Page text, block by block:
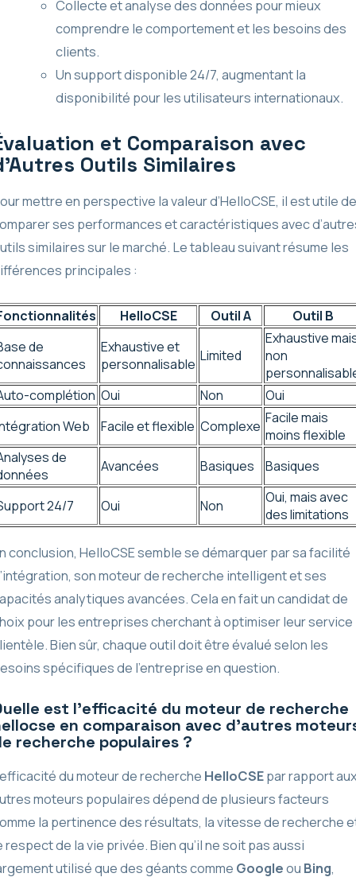
Collecte et analyse des données pour mieux
comprendre le comportement et les besoins des
clients.
Un support disponible 24/7, augmentant la
disponibilité pour les utilisateurs internationaux.
et Comparaison avec
Outils Similaires
mettre en perspective la valeur d’HelloCSE, il est utile de
ses performances et caractéristiques avec
similaires sur le marché. Le tableau suivant résume les
principales :
HelloCSE Outil A
Outil B
de
Exhaustive et
personnalisable Limited
Exhaustive
non
complétion Oui Non
Oui
Web
Facile et flexible Complexe Facile mais
moins flexible
de
Avancées Basiques Basiques
24/7 Oui Non
Oui, mais avec
des limitations
conclusion, HelloCSE semble se démarquer par sa facilité
son moteur de recherche intelligent et ses
analytiques avancées. Cela en fait un candidat de
pour les entreprises cherchant à optimiser leur service
Bien sûr, chaque outil doit être évalué selon les
spécifiques de l’entreprise en question.
est l’efficacité du moteur de recherche
en comparaison avec d’autres
recherche populaires ?
du moteur de recherche HelloCSEpar rapport
moteurs populaires dépend de plusieurs facteurs
la pertinence des résultats, la vitesse de recherche
respect de la vie privée. Bien qu’il ne soit pas aussi
utilisé que des géants comme Googleou Bing,